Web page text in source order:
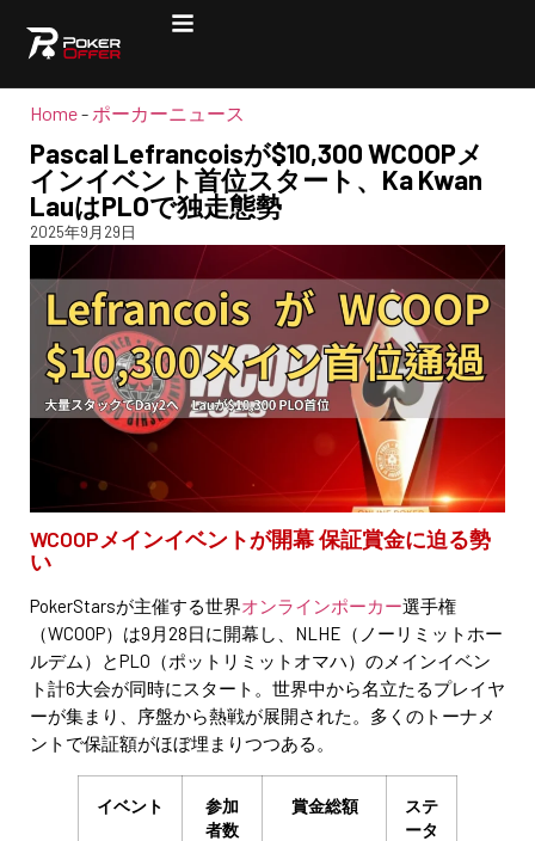
Home- ポーカーニュース
Pascal Lefrancoisが$10,300 WCOOPメ
インイベント首位スタート、Ka Kwan
LauはPLOで独走態勢
2025年9月29日
WCOOPメインイベントが開幕 保証賞金に迫る勢
い
PokerStarsが主催する世界オンラインポーカー選手権
（WCOOP）は9月28日に開幕し、NLHE（ノーリミットホー
ルデム）とPLO（ポットリミットオマハ）のメインイベン
ト計6大会が同時にスタート。世界中から名立たるプレイヤ
ーが集まり、序盤から熱戦が展開された。多くのトーナメ
ントで保証額がほぼ埋まりつつある。
イベント
参加
者数
賞金総額
ステ
ータ